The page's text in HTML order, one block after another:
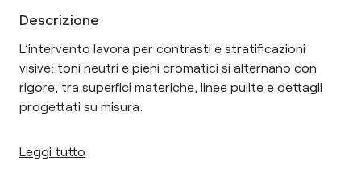
Descrizione
L’intervento lavora per contrasti e stratificazioni
visive: toni neutri e pieni cromatici si alternano con
rigore, tra superfici materiche, linee pulite e dettagli
progettati su misura.
Leggi tutto